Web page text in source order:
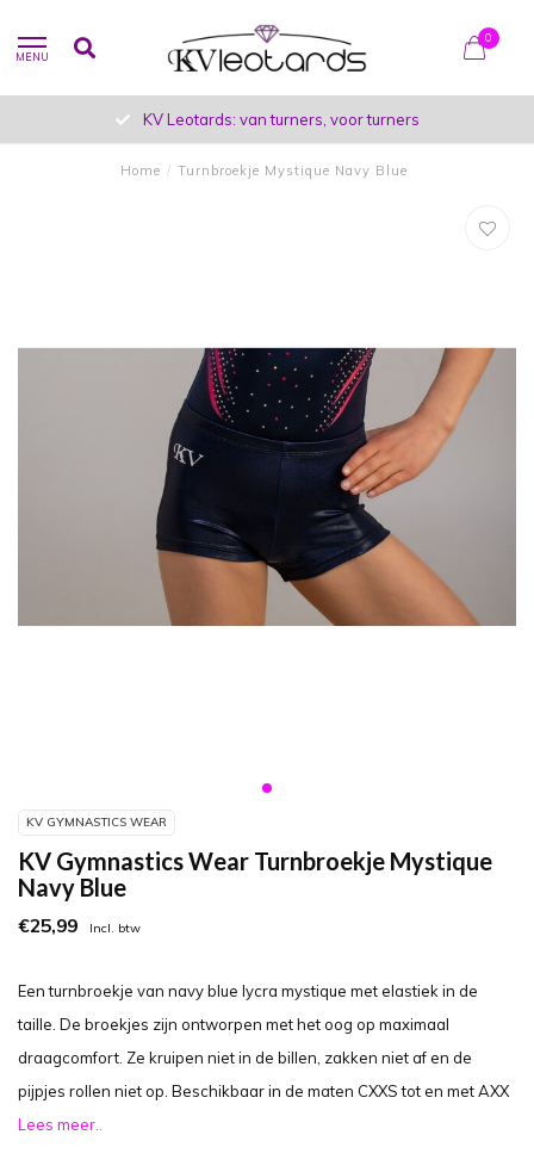
MENU
0
KV Leotards: van turners, voor turners
Home / Turnbroekje Mystique Navy Blue
KV GYMNASTICS WEAR
KV Gymnastics Wear Turnbroekje Mystique
Navy Blue
€25,99 Incl. btw
Een turnbroekje van navy blue lycra mystique met elastiek in de
taille. De broekjes zijn ontworpen met het oog op maximaal
draagcomfort. Ze kruipen niet in de billen, zakken niet af en de
pijpjes rollen niet op. Beschikbaar in de maten CXXS tot en met AXX
Lees meer..